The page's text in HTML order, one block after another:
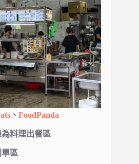
、 FoodPanda
料理出餐區
區